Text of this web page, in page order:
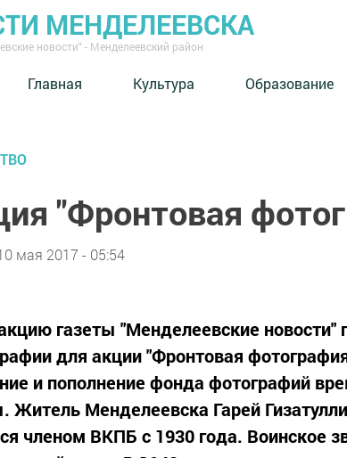
МЕНДЕЛЕЕВСКА
новости" - Менделеевский район
Главная Культура Образование
"Фронтовая
мая 2017 - 05:54
газеты "Менделеевские новости"
для акции "Фронтовая
и пополнение фонда фотографий
Житель Менделеевска Гарей
членом ВКПБ с 1930 года. Воинское